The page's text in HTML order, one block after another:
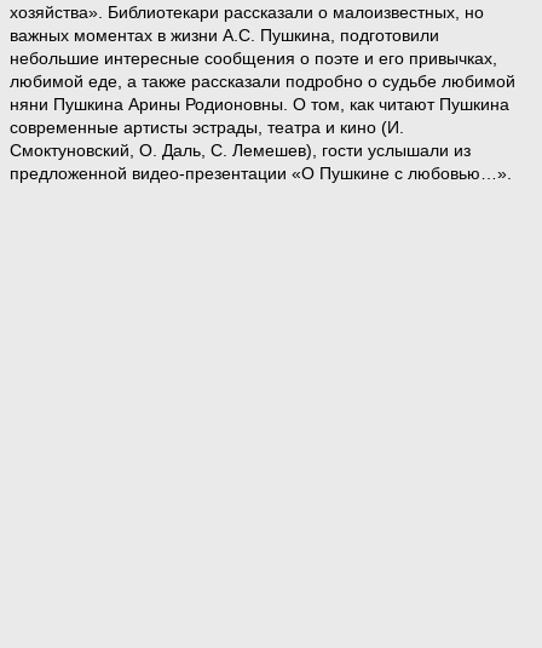
хозяйства». Библиотекари рассказали о малоизвестных, но
важных моментах в жизни А.С. Пушкина, подготовили
небольшие интересные сообщения о поэте и его привычках,
любимой еде, а также рассказали подробно о судьбе любимой
няни Пушкина Арины Родионовны. О том, как читают Пушкина
современные артисты эстрады, театра и кино (И.
Смоктуновский, О. Даль, С. Лемешев), гости услышали из
предложенной видео-презентации «О Пушкине с любовью…».